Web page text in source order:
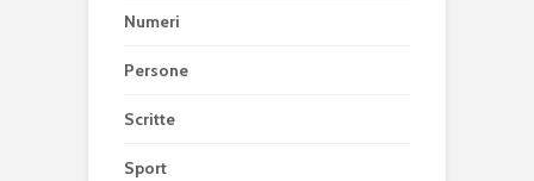
Numeri
Persone
Scritte
Sport